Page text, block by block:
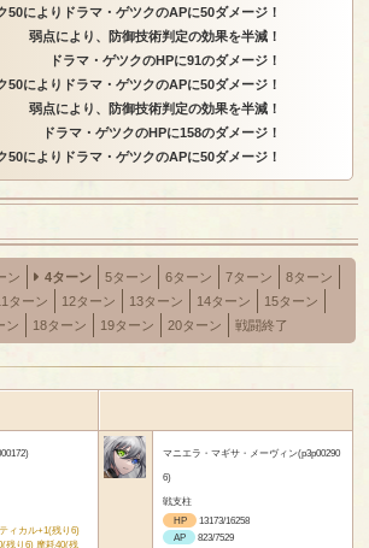
50によりドラマ・ゲツクのAPに50ダメージ！
弱点により、防御技術判定の効果を半減！
ドラマ・ゲツクのHPに91のダメージ！
50によりドラマ・ゲツクのAPに50ダメージ！
弱点により、防御技術判定の効果を半減！
ドラマ・ゲツクのHPに158のダメージ！
50によりドラマ・ゲツクのAPに50ダメージ！
ン 4ターン 5ターン 6ターン 7ターン
8ターン
ターン 12ターン 13ターン 14ターン
15ターン
ン 18ターン 19ターン 20ターン 戦闘終了
ィカル+1(残り6)
残り6) 摩耗40(残
マニエラ・マギサ・メーヴィン(p3p00290
6)
戦支柱
HP
13173/16258
AP
823/7529